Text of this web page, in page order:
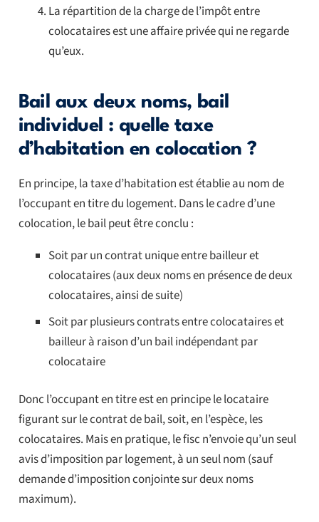
La répartition de la charge de l’impôt entre
colocataires est une affaire privée qui ne regarde
qu’eux.
Bail aux deux noms, bail
individuel : quelle taxe
d’habitation en colocation ?
En principe, la taxe d’habitation est établie au nom de
l’occupant en titre du logement. Dans le cadre d’une
colocation, le bail peut être conclu :
Soit par un contrat unique entre bailleur et
colocataires (aux deux noms en présence de deux
colocataires, ainsi de suite)
Soit par plusieurs contrats entre colocataires et
bailleur à raison d’un bail indépendant par
colocataire
Donc l’occupant en titre est en principe le locataire
figurant sur le contrat de bail, soit, en l’espèce, les
colocataires. Mais en pratique, le fisc n’envoie qu’un seul
avis d’imposition par logement, à un seul nom (sauf
demande d’imposition conjointe sur deux noms
maximum).